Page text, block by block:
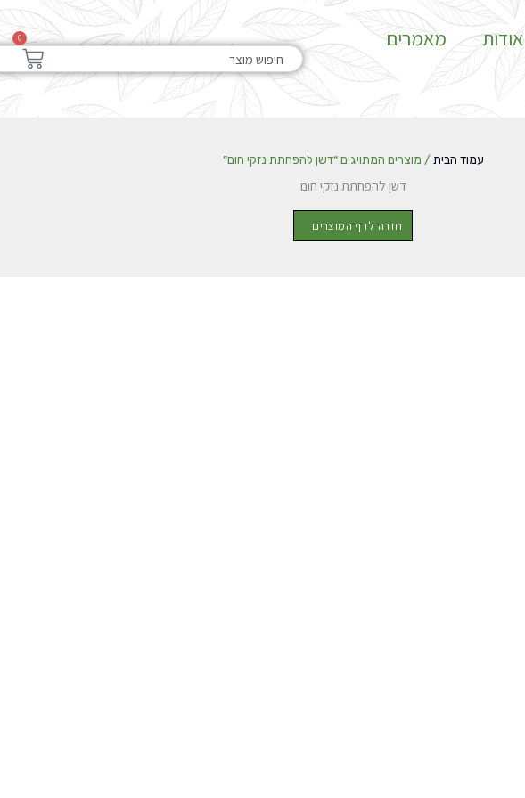
אודות
מאמרים
חיפוש
0
עגלת
קניות
עמוד הבית / מוצרים המתויגים “דשן להפחתת נזקי חום”
דשן להפחתת נזקי חום
חזרה לדף המוצרים